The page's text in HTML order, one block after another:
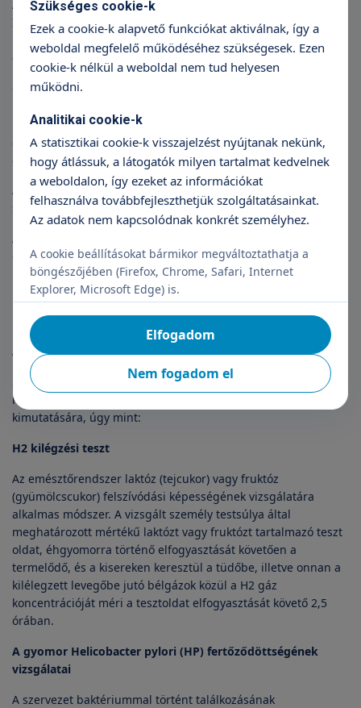
A krónikus gyulladásos bélbetegség
IBD = imflamatory bowel disease) ismeretlen eredetű, orvosi
beavatkozással kezelhető, egyensúlyba tartható krónikus
emésztőszervi gyulladás.
Crohn betegség
következtében az emésztőrendszerben szűkületek, a bélfalon
annak folyamatosságának megszűnésével nyílások, járatok
alakulhatnak ki.
A
Colitis ulcerosa kizárólag a vastagbelet, vagy annak egy
szakaszát érintő krónikus, fekélyes gyulladás.
A betegség mindkét formájában előfordulhatnak az
emésztőszerven kívül, pl. a szemen, ízületekben, bőrön zajló
krónikus gyulladások is, erre utaló klinikai tünetekkel.
Elérhető gyermek gasztroenterológia
vizsgálatok
Szerencsére ma már számos hatékony vizsgálat áll
rendelkezésünkre a gasztroenterológiai megbetegedések
kimutatására, úgy mint:
H2 kilégzési teszt
Az emésztőrendszer laktóz (tejcukor) vagy fruktóz
(gyümölcscukor) felszívódási képességének vizsgálatára
alkalmas módszer. A vizsgált személy testsúlya által
meghatározott mértékű laktózt vagy fruktózt tartalmazó teszt
oldat, éhgyomorra történő elfogyasztását követően a
termelődő, és a kisereken keresztül a tüdőbe, illetve onnan a
kilélegzett levegőbe jutó bélgázok közül a H2 gáz
koncentrációját méri a tesztoldat elfogyasztását követő 2,5
órában.
A gyomor Helicobacter pylori (HP) fertőződöttségének
vizsgálatai
A szervezet baktériummal történt találkozásának
Szükséges cookie-k
Ezek a cookie-k alapvető funkciókat aktiválnak, így a
weboldal megfelelő működéséhez szükségesek. Ezen
cookie-k nélkül a weboldal nem tud helyesen
működni.
Analitikai cookie-k
A statisztikai cookie-k visszajelzést nyújtanak nekünk,
hogy átlássuk, a látogatók milyen tartalmat kedvelnek
a weboldalon, így ezeket az információkat
felhasználva továbbfejleszthetjük szolgáltatásainkat.
Az adatok nem kapcsolódnak konkrét személyhez.
A cookie beállításokat bármikor megváltoztathatja a
böngészőjében (Firefox, Chrome, Safari, Internet
Explorer, Microsoft Edge) is.
Nem fogadom el
Elfogadom